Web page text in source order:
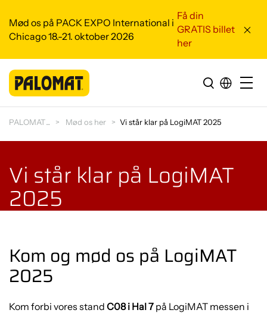
Mød os på PACK EXPO International i
Chicago 18.-21. oktober 2026
Få din
GRATIS billet
her
PALOMAT Mød os her Vi står klar på LogiMAT 2025
Vi står klar på LogiMAT
2025
Kom og mød os på LogiMAT
2025
Kom forbi vores stand C08 i Hal 7 på LogiMAT messen i